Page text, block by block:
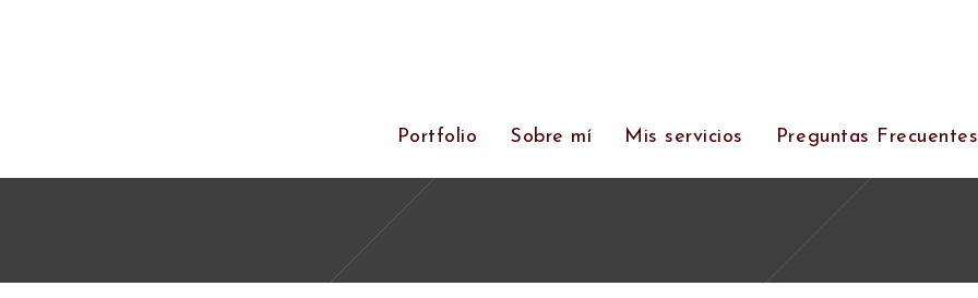
Portfolio Sobre mí Mis servicios Preguntas Frecuentes